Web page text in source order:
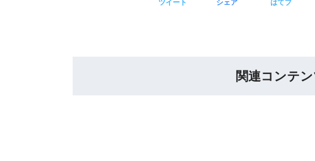
ツイート シェア はてブ
関連コンテ